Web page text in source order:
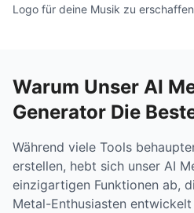
Logo für deine Musik zu
Warum Unser AI
Generator Die
Während viele Tools
erstellen, hebt sich unser AI
einzigartigen Funktionen ab,
Metal-Enthusiasten